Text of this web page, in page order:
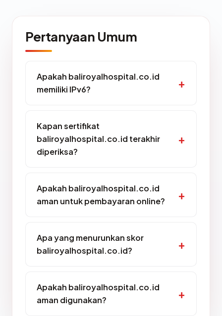
Pertanyaan Umum
Apakah baliroyalhospital.co.id
memiliki IPv6?
Kapan sertifikat
baliroyalhospital.co.id terakhir
diperiksa?
Apakah baliroyalhospital.co.id
aman untuk pembayaran online?
Apa yang menurunkan skor
baliroyalhospital.co.id?
Apakah baliroyalhospital.co.id
aman digunakan?